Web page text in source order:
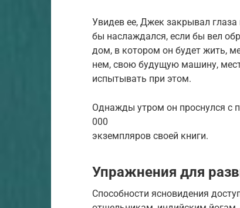
Увидев ее, Джек закрывал глаза
бы наслаждался, если бы вел
дом, в котором он будет жить,
нем, свою будущую машину,
испытывать при этом.
Однажды утром он проснулся с
000
экземпляров своей книги.
Упражнения для
Способности ясновидения